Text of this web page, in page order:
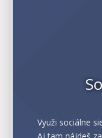
Využi sociálne
Aj tam nájdeš